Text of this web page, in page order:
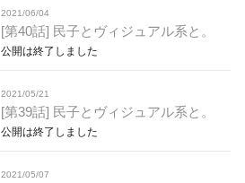
2021/06/04
[第40話] 民子とヴィジュアル系と。
公開は終了しました
2021/05/21
[第39話] 民子とヴィジュアル系と。
公開は終了しました
2021/05/07